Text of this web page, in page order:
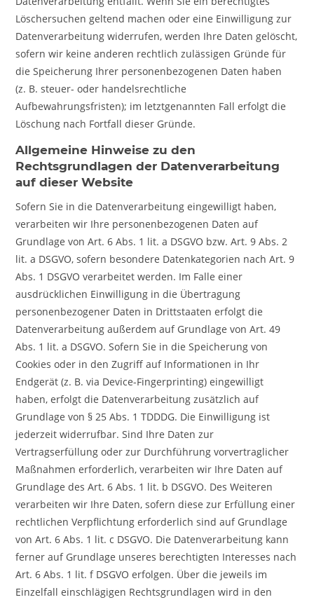
Löschersuchen geltend machen oder eine Einwilligung zur
Datenverarbeitung widerrufen, werden Ihre Daten gelöscht,
sofern wir keine anderen rechtlich zulässigen Gründe für
die Speicherung Ihrer personenbezogenen Daten haben
(z. B. steuer- oder handelsrechtliche
Aufbewahrungsfristen); im letztgenannten Fall erfolgt die
Löschung nach Fortfall dieser Gründe.
Allgemeine Hinweise zu den
Rechtsgrundlagen der Datenverarbeitung
auf dieser Website
Sofern Sie in die Datenverarbeitung eingewilligt haben,
verarbeiten wir Ihre personenbezogenen Daten auf
Grundlage von Art. 6 Abs. 1 lit. a DSGVO bzw. Art. 9 Abs. 2
lit. a DSGVO, sofern besondere Datenkategorien nach Art. 9
Abs. 1 DSGVO verarbeitet werden. Im Falle einer
ausdrücklichen Einwilligung in die Übertragung
personenbezogener Daten in Drittstaaten erfolgt die
Datenverarbeitung außerdem auf Grundlage von Art. 49
Abs. 1 lit. a DSGVO. Sofern Sie in die Speicherung von
Cookies oder in den Zugriff auf Informationen in Ihr
Endgerät (z. B. via Device-Fingerprinting) eingewilligt
haben, erfolgt die Datenverarbeitung zusätzlich auf
Grundlage von § 25 Abs. 1 TDDDG. Die Einwilligung ist
jederzeit widerrufbar. Sind Ihre Daten zur
Vertragserfüllung oder zur Durchführung vorvertraglicher
Maßnahmen erforderlich, verarbeiten wir Ihre Daten auf
Grundlage des Art. 6 Abs. 1 lit. b DSGVO. Des Weiteren
verarbeiten wir Ihre Daten, sofern diese zur Erfüllung einer
rechtlichen Verpflichtung erforderlich sind auf Grundlage
von Art. 6 Abs. 1 lit. c DSGVO. Die Datenverarbeitung kann
ferner auf Grundlage unseres berechtigten Interesses nach
Art. 6 Abs. 1 lit. f DSGVO erfolgen. Über die jeweils im
Einzelfall einschlägigen Rechtsgrundlagen wird in den